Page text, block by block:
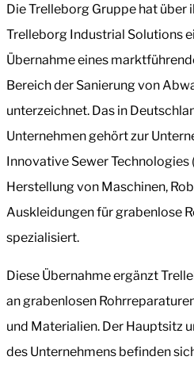
Die Trelleborg Gruppe hat über
Trelleborg Industrial Solutions
Übernahme eines
Bereich der Sanierung von
unterzeichnet. Das in
Unternehmen gehört zur
Innovative Sewer Technologies
Herstellung von Maschinen,
Auskleidungen für grabenlose
spezialisiert.
Diese Übernahme ergänzt
an grabenlosen
und Materialien. Der Hauptsitz
des Unternehmens befinden